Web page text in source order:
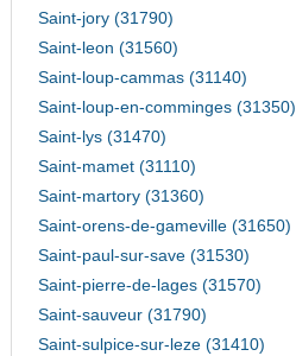
Saint-jory (31790)
Saint-leon (31560)
Saint-loup-cammas (31140)
Saint-loup-en-comminges (31350)
Saint-lys (31470)
Saint-mamet (31110)
Saint-martory (31360)
Saint-orens-de-gameville (31650)
Saint-paul-sur-save (31530)
Saint-pierre-de-lages (31570)
Saint-sauveur (31790)
Saint-sulpice-sur-leze (31410)